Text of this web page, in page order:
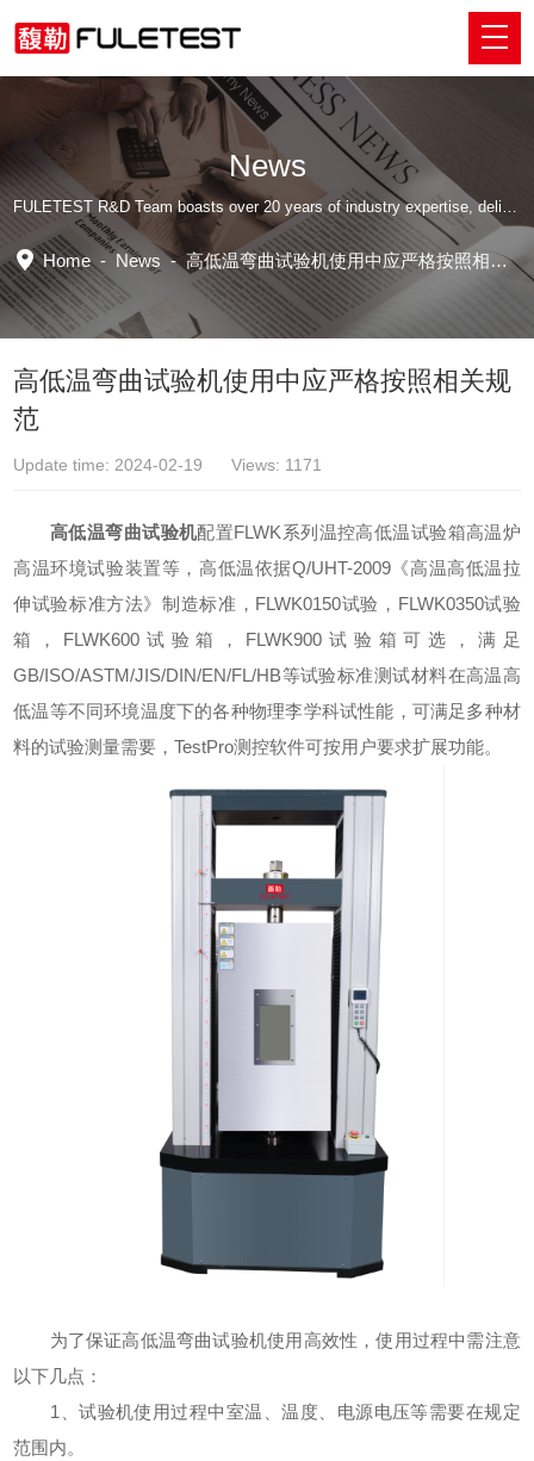
News
FULETEST R&D Team boasts over 20 years of industry expertise, delivering tailored professional solutions.
Home-News -高低温弯曲试验机使用中应严格按照相关规范
高低温弯曲试验机使用中应严格按照相关规
范
Update time: 2024-02-19 Views: 1171
高低温弯曲试验机配置FLWK系列温控高低温试验箱高温炉
高温环境试验装置等，高低温依据Q/UHT-2009《高温高低温拉
伸试验标准方法》制造标准，FLWK0150试验，FLWK0350试验
箱，FLWK600试验箱，FLWK900试验箱可选，满足
GB/ISO/ASTM/JIS/DIN/EN/FL/HB等试验标准测试材料在高温高
低温等不同环境温度下的各种物理李学科试性能，可满足多种材
料的试验测量需要，TestPro测控软件可按用户要求扩展功能。
为了保证高低温弯曲试验机使用高效性，使用过程中需注意
以下几点：
1、试验机使用过程中室温、温度、电源电压等需要在规定
范围内。